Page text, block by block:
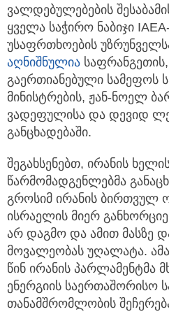
ვალდებულებების
ყველა საჭირო ნაბიჯი
უსაფრთხოების
აღნიშნულია
გაერთიანებული სამეფოს
მინისტრების, ჟან-ნოელ
ვადეფულისა და დევიდ
განცხადებაში.
შეგახსენებთ, ირანის
წარმომადგენლებმა
გროსიმ ირანის ბირთვულ
ისრაელის მიერ
არ დაგმო და ამით მასზე
მოვალეობას უღალატა.
წინ ირანის პარლამენტმა
ენერგიის საერთაშორისო
თანამშრომლობის